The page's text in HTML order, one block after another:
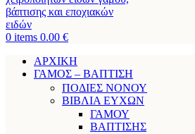
0 items 0.00 €
ΑΡΧΙΚΗ
ΓΑΜΟΣ – ΒΑΠΤΙΣΗ
ΠΟΔΙΕΣ ΝΟΝΟΥ
ΒΙΒΛΙΑ ΕΥΧΩΝ
ΓΑΜΟΥ
ΒΑΠΤΙΣΗΣ